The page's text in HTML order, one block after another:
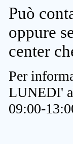
Può
oppure
center
Per
LUNEDI'
09:00-